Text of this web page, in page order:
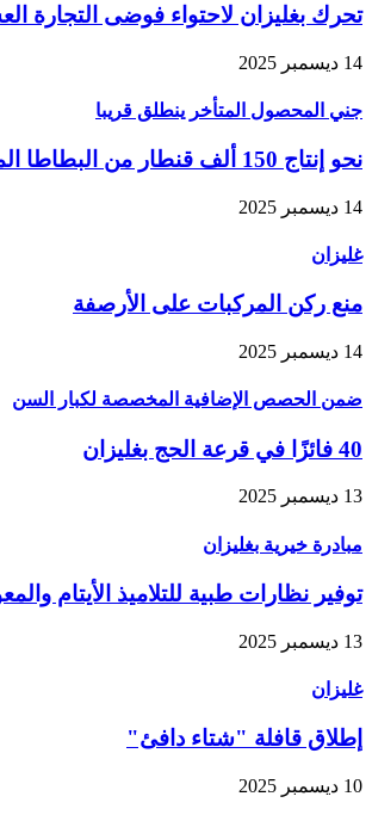
تحرك بغليزان لاحتواء فوضى التجارة
14 ديسمبر 2025
جني المحصول المتأخر ينطلق قريبا
نحو إنتاج 150 ألف قنطار من البطاطا الموسمية بغليزان
14 ديسمبر 2025
غليزان
منع ركن المركبات على الأرصفة
14 ديسمبر 2025
ضمن الحصص الإضافية المخصصة لكبار السن
40 فائزًا في قرعة الحج بغليزان
13 ديسمبر 2025
مبادرة خيرية بغليزان
توفير نظارات طبية للتلاميذ الأيتام
13 ديسمبر 2025
غليزان
إطلاق قافلة "شتاء دافئ"
10 ديسمبر 2025